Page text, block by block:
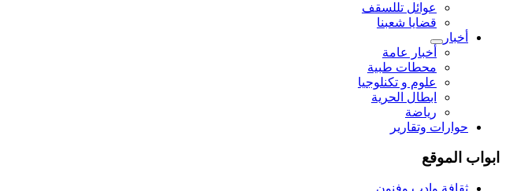
عوائل تللسقف
قضايا شعبنا
أخبار
أخبار عامة
محطات طبية
علوم و تکنلوجیا
ابطال الحرية
رياضة
حوارات وتقارير
ابواب الموقع